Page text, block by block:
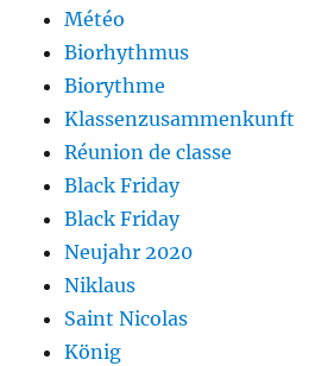
Météo
Biorhythmus
Biorythme
Klassenzusammenkunft
Réunion de classe
Black Friday
Black Friday
Neujahr 2020
Niklaus
Saint Nicolas
König